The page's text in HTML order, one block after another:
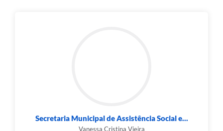
Secretaria Municipal de Assistência Social e...
Vanessa Cristina Vieira